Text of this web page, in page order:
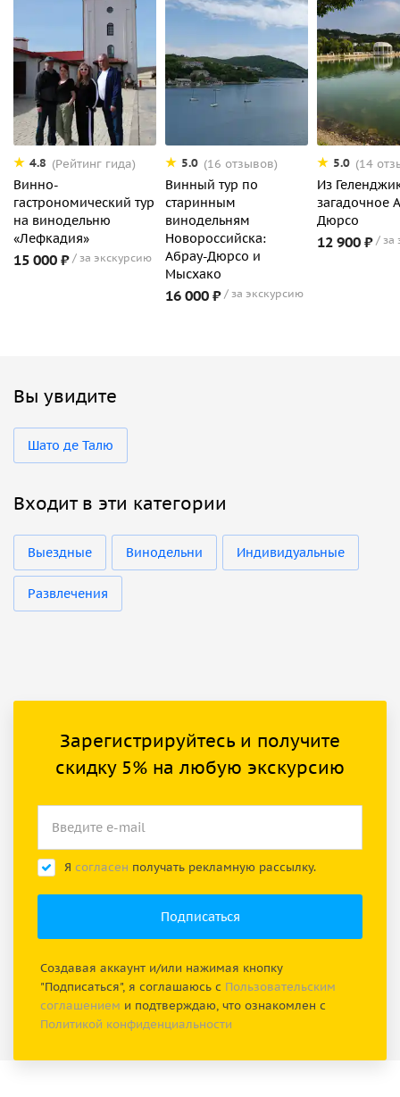
4.8 (Рейтинг гида)
Винно-
гастрономический тур
на винодельню
«Лефкадия»
15 000 ₽ за экскурсию
5.0 (16 отзывов)
Винный тур по
старинным
винодельням
Новороссийска:
Абрау-Дюрсо и
Мысхако
16 000 ₽ за экскурсию
5.0 (14
Из
загадочное
Дюрсо
12 900 ₽ за
Вы увидите
Шато де Талю
Входит в эти категории
Выездные Винодельни Индивидуальные
Развлечения
Зарегистрируйтесь и получите
скидку 5% на любую экскурсию
Я согласен получать рекламную рассылку.
Создавая аккаунт и/или нажимая кнопку
"Подписаться", я соглашаюсь с Пользовательским
соглашением и подтверждаю, что ознакомлен с
Политикой конфиденциальности